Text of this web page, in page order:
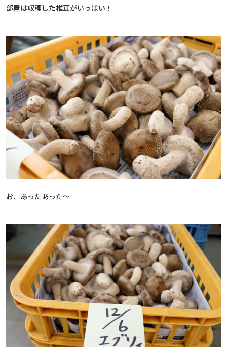
部屋は収穫した椎茸がいっぱい！
お、あったあった～